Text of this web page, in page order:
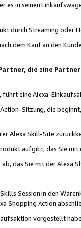
in seinen
durch Streaming oder
dem Kauf an den
die eine
eine Alexa-
Sitzung, die
Alexa Skill-Site
aufgibt, das Sie mit
das Sie mit der Alexa
Session in den
Shopping Action
vorgestellt